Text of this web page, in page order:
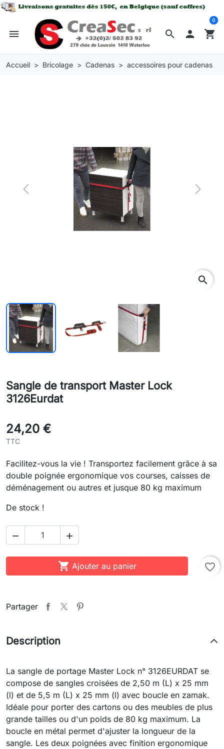
search
menu  shopping_cart
0
Accueil Bricolage Cadenas accessoires pour cadenas
Previous Next
search
Sangle de transport Master Lock
3126Eurdat
24,20 €
TTC
Facilitez-vous la vie ! Transportez facilement grâce à sa
double poignée ergonomique vos courses, caisses de
déménagement ou autres et jusque 80 kg maximum
De stock !
 
 Ajouter au panier favorite_border
Partager
Description
La sangle de portage Master Lock n° 3126EURDAT se
compose de sangles croisées de 2,50 m (L) x 25 mm
(l) et de 5,5 m (L) x 25 mm (l) avec boucle en zamak.
Idéale pour porter des cartons ou des meubles de plus
grande tailles ou d'un poids de 80 kg maximum. La
boucle en métal permet d'ajuster la longueur de la
sangle. Les deux poignées avec finition ergonomique